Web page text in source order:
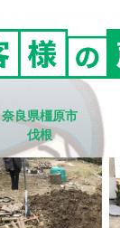
奈良県橿原市
伐根